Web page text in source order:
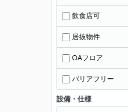
飲食店可
居抜物件
OAフロア
バリアフリー
設備・仕様